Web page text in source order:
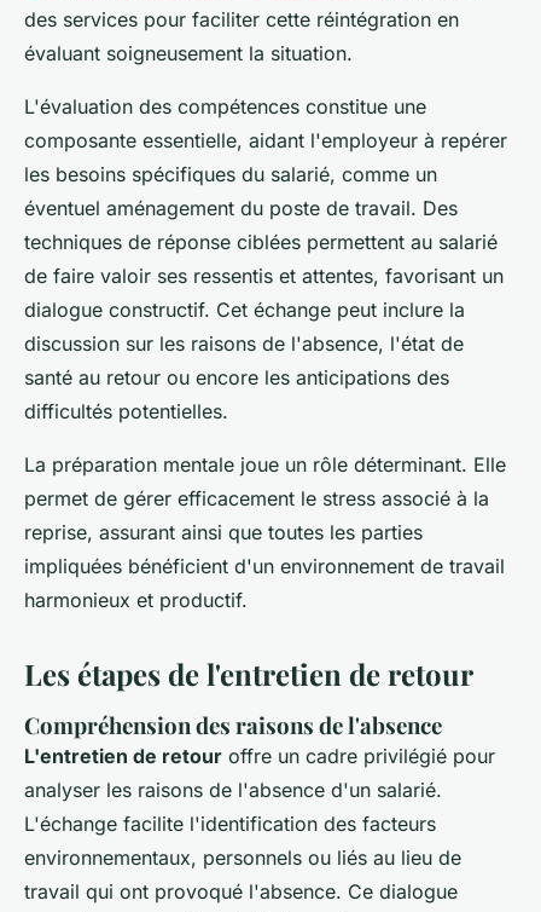
des services pour faciliter cette réintégration en
évaluant soigneusement la situation.
L'évaluation des compétences constitue une
composante essentielle, aidant l'employeur à repérer
les besoins spécifiques du salarié, comme un
éventuel aménagement du poste de travail. Des
techniques de réponse ciblées permettent au salarié
de faire valoir ses ressentis et attentes, favorisant un
dialogue constructif. Cet échange peut inclure la
discussion sur les raisons de l'absence, l'état de
santé au retour ou encore les anticipations des
difficultés potentielles.
La préparation mentale joue un rôle déterminant. Elle
permet de gérer efficacement le stress associé à la
reprise, assurant ainsi que toutes les parties
impliquées bénéficient d'un environnement de travail
harmonieux et productif.
Les étapes de l'entretien de retour
Compréhension des raisons de l'absence
L'entretien de retour offre un cadre privilégié pour
analyser les raisons de l'absence d'un salarié.
L'échange facilite l'identification des facteurs
environnementaux, personnels ou liés au lieu de
travail qui ont provoqué l'absence. Ce dialogue